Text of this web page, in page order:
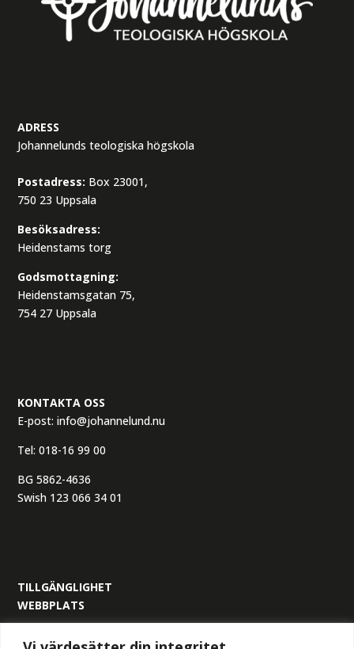
ADRESS
Johannelunds teologiska högskola
Postadress: Box 23001,
750 23 Uppsala
Besöksadress:
Heidenstams torg
Godsmottagning:
Heidenstamsgatan 75,
754 27 Uppsala
KONTAKTA OSS
E-post:info@johannelund.nu
Tel:018-16 99 00
BG 5862-4636
Swish 123 066 34 01
TILLGÄNGLIGHET
WEBBPLATS